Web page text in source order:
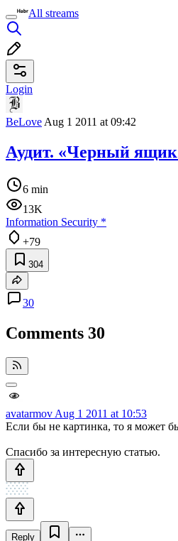
All streams
Login
BeLove Aug 1 2011 at 09:42
Аудит. «Черный
6 min
13K
Information Security *
+79
304
30
Comments 30
avatarmov Aug 1 2011 at 10:53
Если бы не картинка, то я может
Спасибо за интересную статью.
Reply